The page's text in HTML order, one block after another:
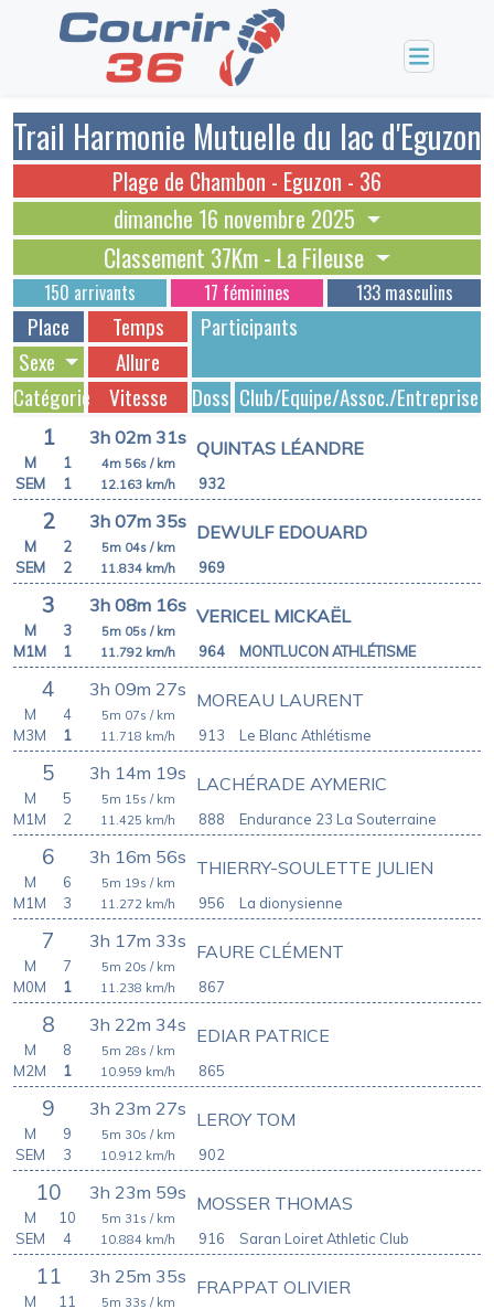
Trail Harmonie Mutuelle du lac d'Eguzon
dimanche 16 novembre 2025
Plage de Chambon - Eguzon - 36
Classement 37Km - La Fileuse
150 arrivants 17 féminines 133 masculins
Place Temps
Dossards
Participants
Allure
Vitesse
Sexe
Catégorie
Club/Equipe/Assoc./Entreprise
1 3h 02m 31s
932
QUINTAS LÉANDRE
4m 56s / km
12.163 km/h
M
1
SEM
1
2 3h 07m 35s
969
DEWULF EDOUARD
5m 04s / km
11.834 km/h
M
2
SEM
2
3 3h 08m 16s
964
VERICEL MICKAËL
5m 05s / km
11.792 km/h
M
3
M1M
1 MONTLUCON ATHLÉTISME
4 3h 09m 27s
913
MOREAU LAURENT
5m 07s / km
11.718 km/h
M
4
M3M
1 Le Blanc Athlétisme
5 3h 14m 19s
888
LACHÉRADE AYMERIC
5m 15s / km
11.425 km/h
M
5
M1M
2 Endurance 23 La Souterraine
6 3h 16m 56s
956
THIERRY-SOULETTE JULIEN
5m 19s / km
11.272 km/h
M
6
M1M
3 La dionysienne
7 3h 17m 33s
867
FAURE CLÉMENT
5m 20s / km
11.238 km/h
M
7
M0M
1
8 3h 22m 34s
865
EDIAR PATRICE
5m 28s / km
10.959 km/h
M
8
M2M
1
9 3h 23m 27s
902
LEROY TOM
5m 30s / km
10.912 km/h
M
9
SEM
3
10 3h 23m 59s
916
MOSSER THOMAS
5m 31s / km
10.884 km/h
M
10
SEM
4 Saran Loiret Athletic Club
11 3h 25m 35s FRAPPAT OLIVIER
5m 33s / km
M
11